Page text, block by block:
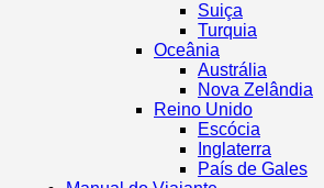
Suiça
Turquia
Oceânia
Austrália
Nova Zelândia
Reino Unido
Escócia
Inglaterra
País de Gales